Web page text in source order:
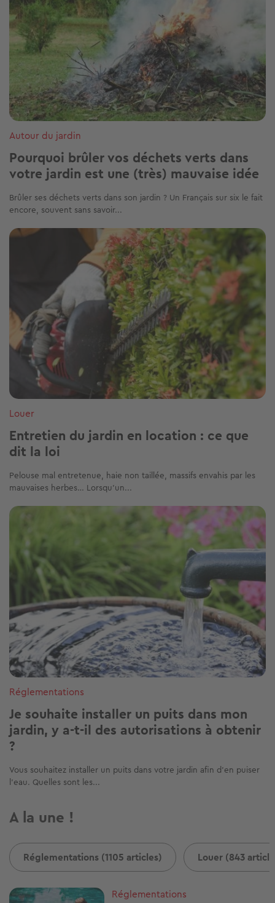
Autour du jardin
Pourquoi brûler vos déchets verts dans
votre jardin est une (très) mauvaise idée
Brûler ses déchets verts dans son jardin ? Un Français sur six le fait
encore, souvent sans savoir...
Image
Louer
Entretien du jardin en location : ce que
dit la loi
Pelouse mal entretenue, haie non taillée, massifs envahis par les
mauvaises herbes… Lorsqu’un...
Image
Réglementations
Je souhaite installer un puits dans mon
jardin, y a-t-il des autorisations à obtenir
?
Vous souhaitez installer un puits dans votre jardin afin d’en puiser
l’eau. Quelles sont les...
A la une !
Réglementations (1105 articles) Louer (843
Image
Réglementations